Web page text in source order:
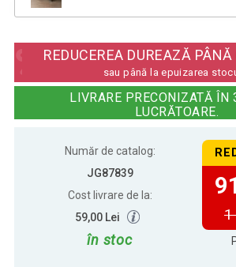
roți,4 sertare cu inserții
Dulap mobil de scule cu 5
615 x 330 x 1085 mm
TIMBERTECH Cărucior pentru
pe roți, 5 sertare cu ins
REDUCEREA DUREAZĂ
sau până la epuizarea
LIVRARE PRECONIZATĂ ÎN
LUCRĂTOARE.
Număr de catalog:
JG87839
Cost livrare de la:
59,00 Lei
în stoc
1